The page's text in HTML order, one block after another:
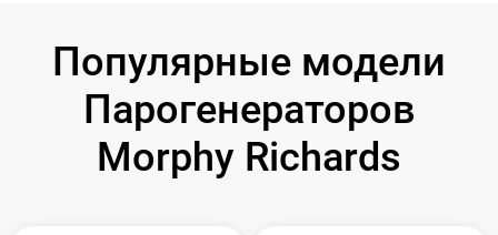
Популярные модели
Парогенераторов
Morphy Richards